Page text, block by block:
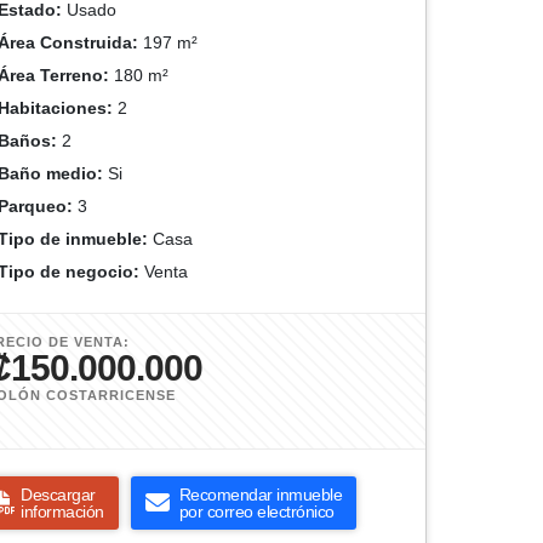
Usado
Construida: 197 m²
Terreno: 180 m²
2
2
medio: Si
3
de inmueble: Casa
de negocio: Venta
DE VENTA:
COSTARRICENSE
Descargar
información
Recomendar inmueble
por correo electrónico